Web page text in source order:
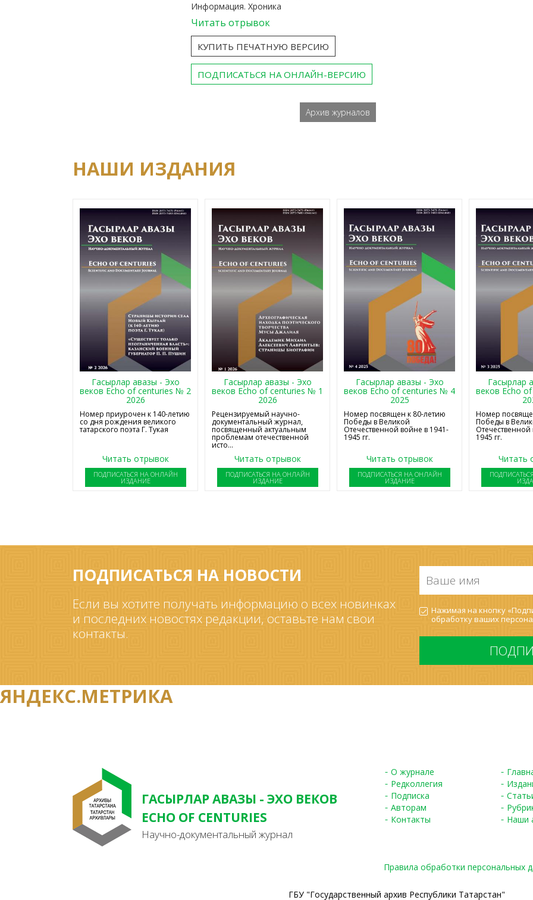
Информация. Хроника
Читать отрывок
КУПИТЬ ПЕЧАТНУЮ ВЕРСИЮ
ПОДПИСАТЬСЯ НА ОНЛАЙН-ВЕРСИЮ
Архив журналов
НАШИ ИЗДАНИЯ
Гасырлар авазы - Эхо
веков Echo of centuries № 2
2026
Номер приурочен к 140-летию
со дня рождения великого
татарского поэта Г. Тукая
Читать отрывок
ПОДПИСАТЬСЯ НА ОНЛАЙН
ИЗДАНИЕ
Гасырлар авазы - Эхо
веков Echo of centuries № 1
2026
Рецензируемый научно-
документальный журнал,
посвященный актуальным
проблемам отечественной
исто...
Читать отрывок
ПОДПИСАТЬСЯ НА ОНЛАЙН
ИЗДАНИЕ
Гасырлар авазы - Эхо
веков Echo of centuries № 4
2025
Номер посвящен к 80-летию
Победы в Великой
Отечественной войне в 1941-
1945 гг.
Читать отрывок
ПОДПИСАТЬСЯ НА ОНЛАЙН
ИЗДАНИЕ
Гасырлар
веков Echo
Номер
Победы в
1945 гг.
Читать
ПОДПИСАТЬСЯ НА НОВОСТИ
Если вы хотите получать информацию о всех новинках
и последних новостях редакции, оставьте нам свои
контакты.
имя
*
Согласие
на
обработку
*
Нажимая на кнопку
обработку ваших
ЯНДЕКС.МЕТРИКА
ГАСЫРЛАР АВАЗЫ - ЭХО ВЕКОВ
ECHO OF CENTURIES
Научно-документальный журнал
О журнале
Редколлегия
Подписка
Авторам
Контакты
Наши
Правила обработки персональных
ГБУ "Государственный архив Республики Татарстан"